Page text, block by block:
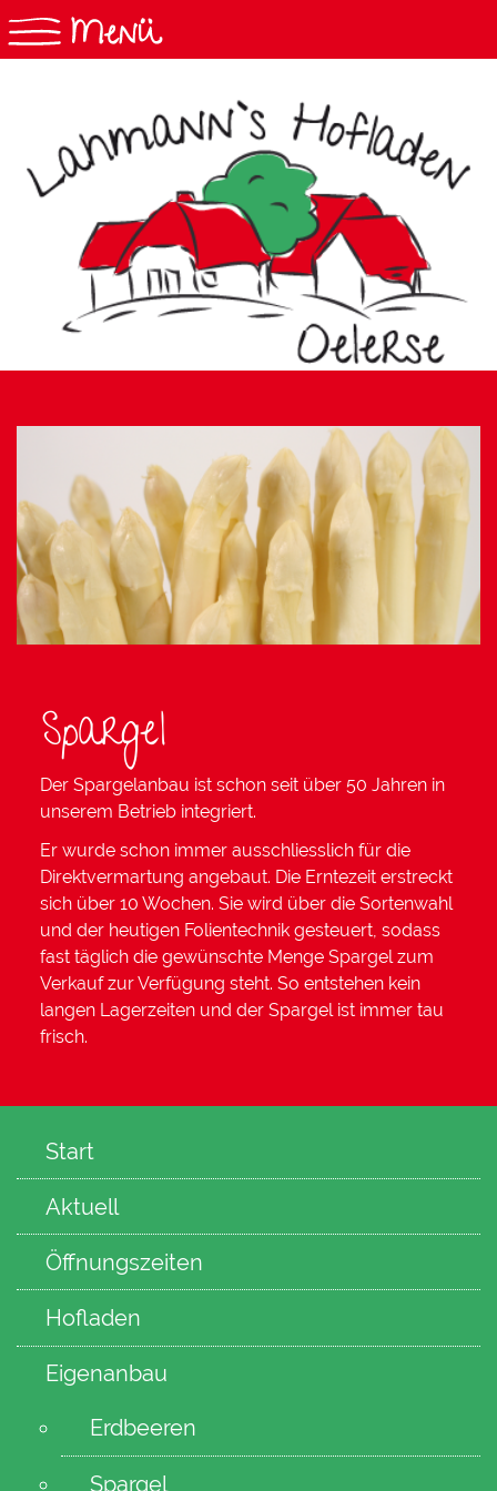
Spargel
Der Spargelanbau ist schon seit über 50 Jahren in
unserem Betrieb integriert.
Er wurde schon immer ausschliesslich für die
Direktvermartung angebaut. Die Erntezeit erstreckt
sich über 10 Wochen. Sie wird über die Sortenwahl
und der heutigen Folientechnik gesteuert, sodass
fast täglich die gewünschte Menge Spargel zum
Verkauf zur Verfügung steht. So entstehen kein
langen Lagerzeiten und der Spargel ist immer tau
frisch.
Start
Aktuell
Öffnungszeiten
Hofladen
Eigenanbau
Erdbeeren
Spargel